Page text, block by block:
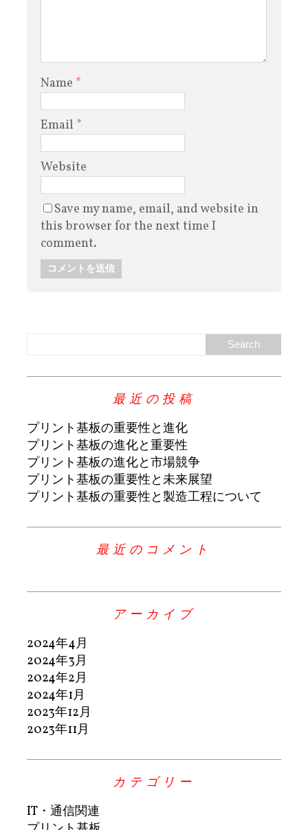
Name *
Email *
Website
Save my name, email, and website in
this browser for the next time I
comment.
最近の投稿
プリント基板の重要性と進化
プリント基板の進化と重要性
プリント基板の進化と市場競争
プリント基板の重要性と未来展望
プリント基板の重要性と製造工程について
最近のコメント
アーカイブ
2024年4月
2024年3月
2024年2月
2024年1月
2023年12月
2023年11月
カテゴリー
IT・通信関連